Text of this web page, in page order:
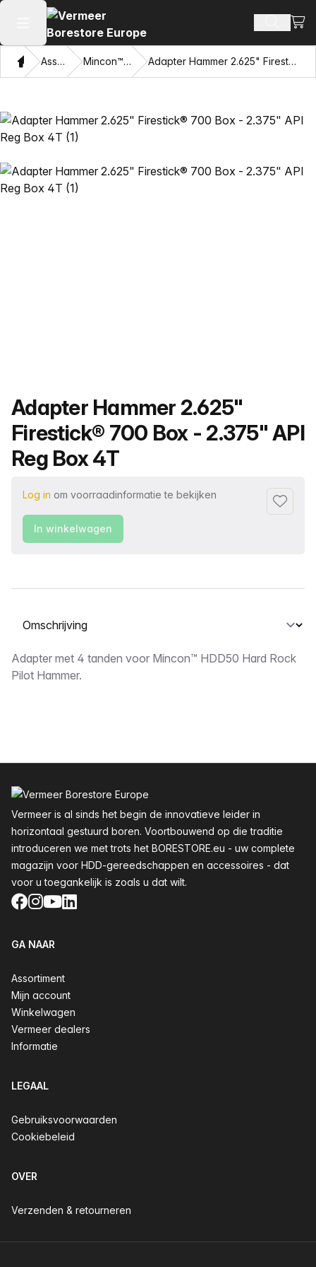
Hoofdmenu openen Zoek
ThuisAssortiment Mincon™ HDD Hamers Adapter Hammer 2.625" Firestick® 700 Box - 2.375" API Reg Box 4T
Productnaam
Adapter Hammer 2.625"
Firestick® 700 Box - 2.375" API
Reg Box 4T
Log in om voorraadinformatie te bekijken
In winkelwagen
Selecteer een tabblad
Omschrijving
Adapter met 4 tanden voor Mincon™ HDD50 Hard Rock
Pilot Hammer.
Vermeer is al sinds het begin de innovatieve leider in
horizontaal gestuurd boren. Voortbouwend op die traditie
introduceren we met trots het BORESTORE.eu - uw complete
magazijn voor HDD-gereedschappen en accessoires - dat
voor u toegankelijk is zoals u dat wilt.
Facebook
Instagram
YouTube
LinkedIn
GA NAAR
Assortiment
Mijn account
Winkelwagen
Vermeer dealers
Informatie
LEGAAL
Gebruiksvoorwaarden
Cookiebeleid
OVER
Verzenden & retourneren